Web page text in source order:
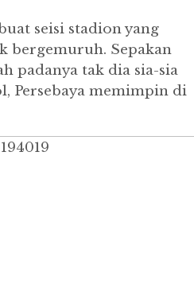
seisi stadion yang
bergemuruh. Sepakan
padanya tak dia sia-sia
Persebaya memimpin di